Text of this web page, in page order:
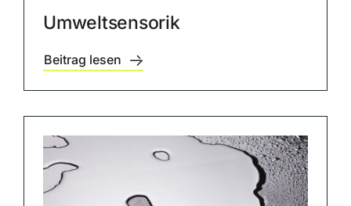
Umweltsensorik
Beitrag lesen